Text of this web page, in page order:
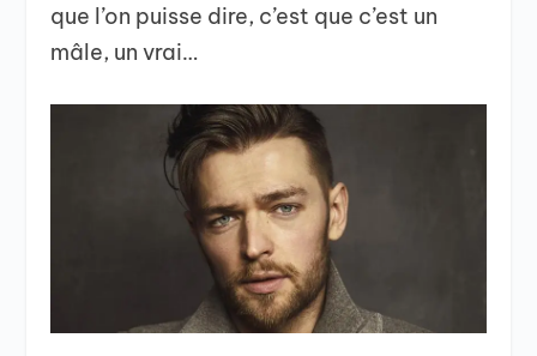
que l’on puisse dire, c’est que c’est un
mâle, un vrai…